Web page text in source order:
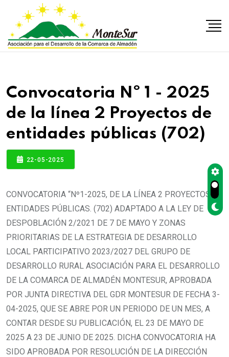
Convocatoria Nº 1 - 2025
de la línea 2 Proyectos de
entidades públicas (702)
22-05-2025
CONVOCATORIA “Nº1-2025, DE LA LÍNEA 2 PROYECTOS DE
ENTIDADES PÚBLICAS. (702) ADAPTADO A LA LEY DE
DESPOBLACIÓN 2/2021 DE 7 DE MAYO Y ZONAS
PRIORITARIAS DE LA ESTRATEGIA DE DESARROLLO
LOCAL PARTICIPATIVO 2023/2027 DEL GRUPO DE
DESARROLLO RURAL ASOCIACIÓN PARA EL DESARROLLO
DE LA COMARCA DE ALMADÉN MONTESUR, APROBADA
POR JUNTA DIRECTIVA DEL GDR MONTESUR DE FECHA 3-
04-2025, QUE SE ABRE POR UN PERIODO DE UN MES, A
CONTAR DESDE SU PUBLICACIÓN, EL 23 DE MAYO DE
2025 A 23 DE JUNIO DE 2025. DICHA CONVOCATORIA HA
SIDO APROBADA POR RESOLUCIÓN DE LA DIRECCIÓN